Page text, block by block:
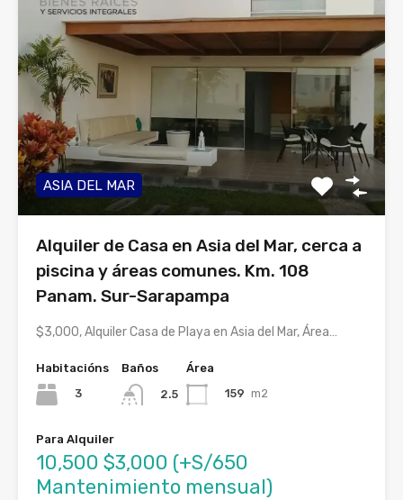
ASIA DEL MAR
Alquiler de Casa en Asia del Mar, cerca a
piscina y áreas comunes. Km. 108
Panam. Sur-Sarapampa
$3,000, Alquiler Casa de Playa en Asia del Mar, Área…
Habitacións
3
Baños
2.5
Área
159 m2
Para Alquiler
10,500 $3,000 (+S/650
Mantenimiento mensual)